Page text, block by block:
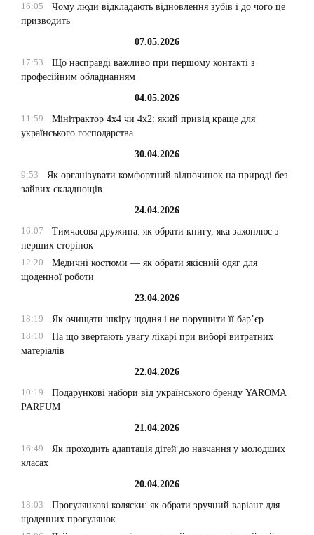
16:05
Чому люди відкладають відновлення зубів і до чого це
призводить
07.05.2026
17:53
Що насправді важливо при першому контакті з
професійним обладнанням
04.05.2026
11:59
Мінітрактор 4х4 чи 4х2: який привід краще для
українського господарства
30.04.2026
9:53
Як організувати комфортний відпочинок на природі без
зайвих складнощів
24.04.2026
16:07
Тимчасова дружина: як обрати книгу, яка захоплює з
перших сторінок
12:20
Медичні костюми — як обрати якісний одяг для
щоденної роботи
23.04.2026
18:19
Як очищати шкіру щодня і не порушити її бар’єр
18:10
На що звертають увагу лікарі при виборі витратних
матеріалів
22.04.2026
10:19
Подарункові набори від українського бренду YAROMA
PARFUM
21.04.2026
16:49
Як проходить адаптація дітей до навчання у молодших
класах
20.04.2026
18:03
Прогулянкові коляски: як обрати зручний варіант для
щоденних прогулянок